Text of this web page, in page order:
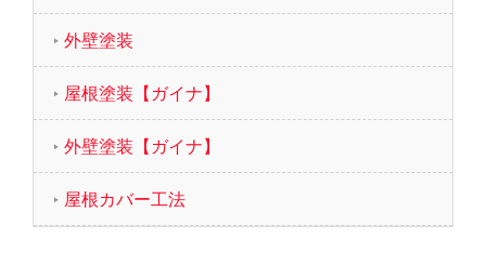
外壁塗装
屋根塗装【ガイナ】
外壁塗装【ガイナ】
屋根カバー工法